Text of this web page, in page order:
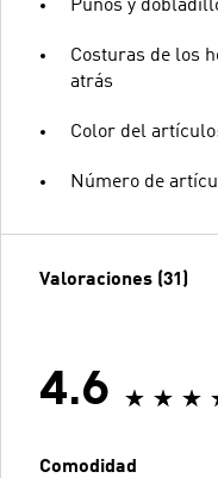
Puños y
Costuras de los
atrás
Color del
Número de
Valoraciones (31)
4.6
Comodidad